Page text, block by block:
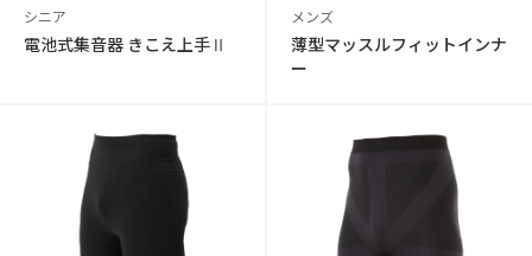
シニア
電池式集音器 きこえ上手Ⅱ
メンズ
薄型マッスルフィットインナ
ー